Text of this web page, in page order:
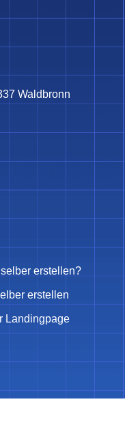
Waldbronn
erstellen?
erstellen
Landingpage